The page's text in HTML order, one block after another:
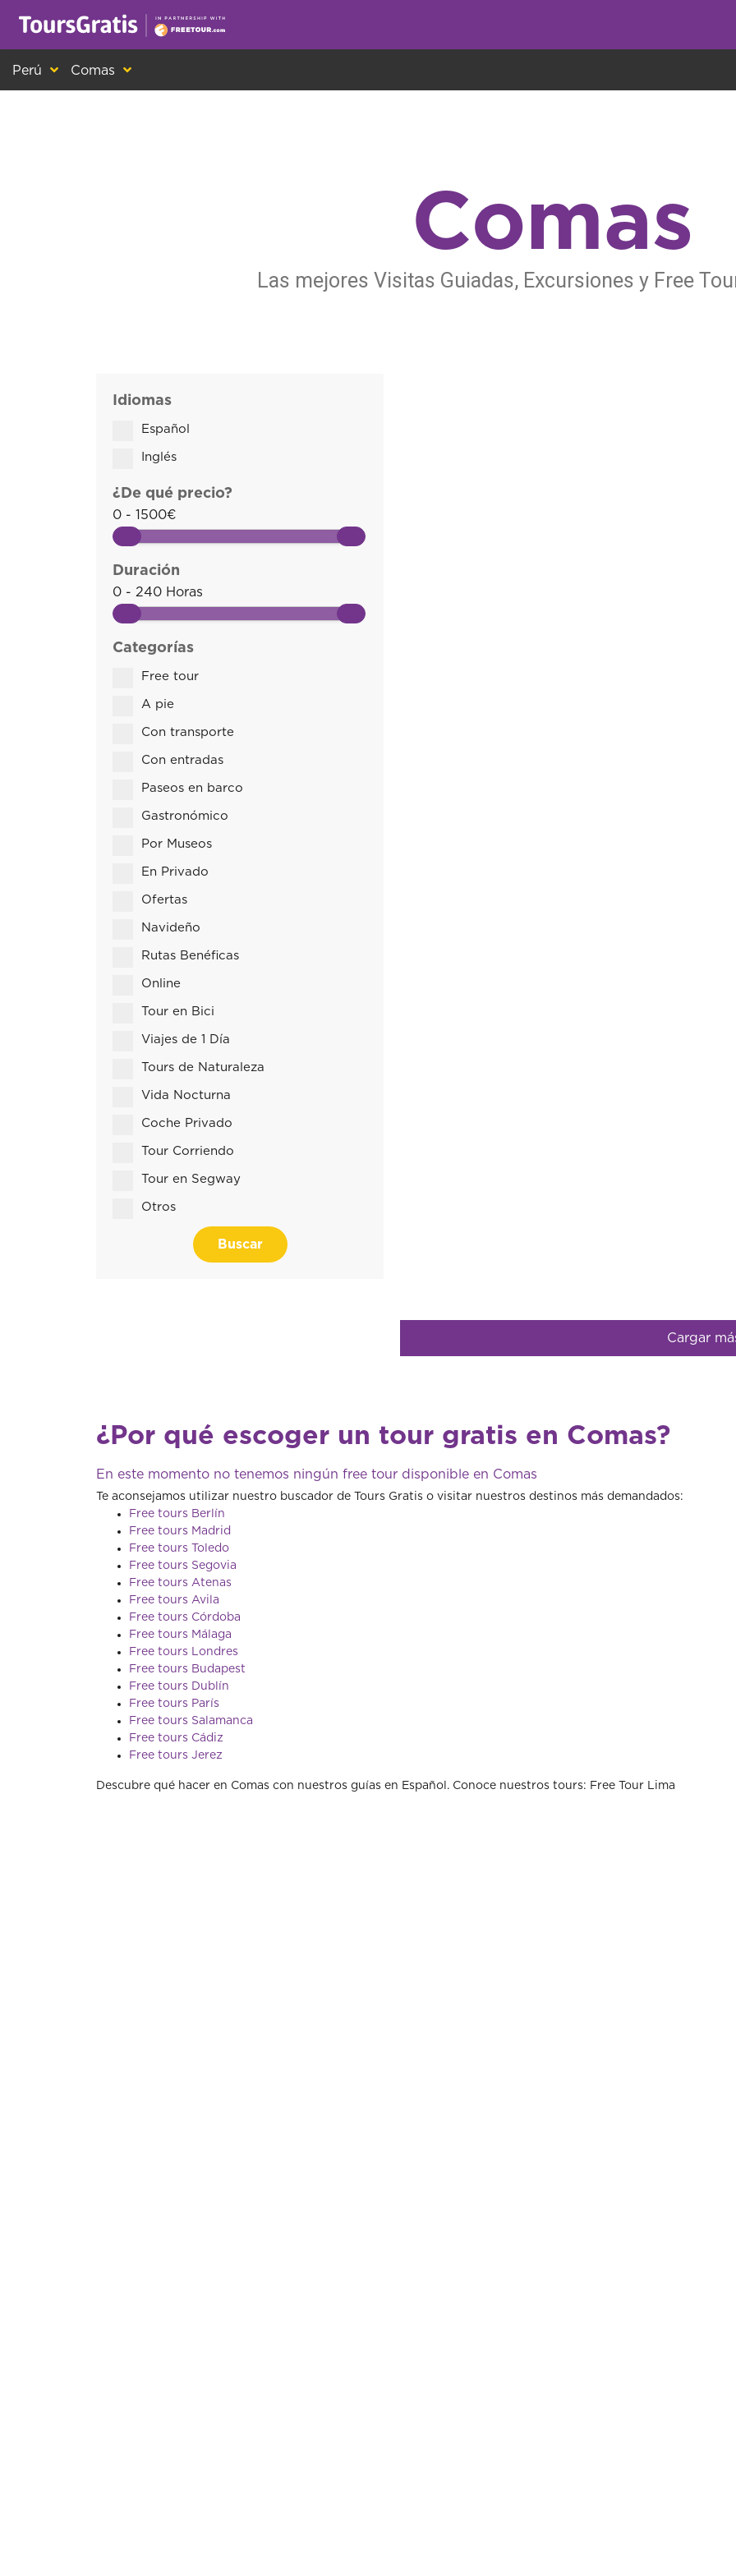
Perú Comas
Comas
Las mejores Visitas Guiadas, Excursiones y Free
Idiomas
Español
Inglés
¿De qué precio?
0 - 1500€
Duración
0 - 240 Horas
Categorías
Free tour
A pie
Con transporte
Con entradas
Paseos en barco
Gastronómico
Por Museos
En Privado
Ofertas
Navideño
Rutas Benéficas
Online
Tour en Bici
Viajes de 1 Día
Tours de Naturaleza
Vida Nocturna
Coche Privado
Tour Corriendo
Tour en Segway
Otros
Buscar
Cargar
¿Por qué escoger un tour gratis en Comas?
En este momento no tenemos ningún free tour disponible en Comas
Te aconsejamos utilizar nuestro buscador de Tours Gratis o visitar nuestros destinos más demandados:
Free tours Berlín
Free tours Madrid
Free tours Toledo
Free tours Segovia
Free tours Atenas
Free tours Avila
Free tours Córdoba
Free tours Málaga
Free tours Londres
Free tours Budapest
Free tours Dublín
Free tours París
Free tours Salamanca
Free tours Cádiz
Free tours Jerez
Descubre qué hacer en Comas con nuestros guías en Español. Conoce nuestros tours: Free Tour Lima
¡Este es otro mensaje sobre las cookies! Todo el mundo come galletas, pero nosotros las utilizamos para mejorar el